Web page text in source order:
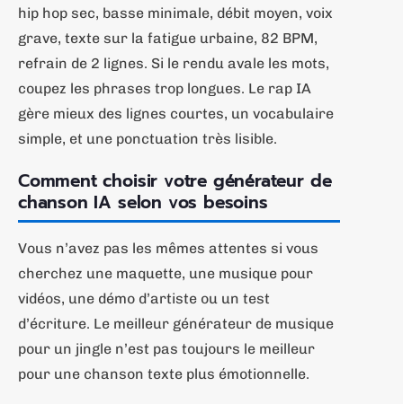
hip hop sec, basse minimale, débit moyen, voix
grave, texte sur la fatigue urbaine, 82 BPM,
refrain de 2 lignes. Si le rendu avale les mots,
coupez les phrases trop longues. Le rap IA
gère mieux des lignes courtes, un vocabulaire
simple, et une ponctuation très lisible.
Comment choisir votre générateur de
chanson IA selon vos besoins
Vous n’avez pas les mêmes attentes si vous
cherchez une maquette, une musique pour
vidéos, une démo d’artiste ou un test
d’écriture. Le meilleur générateur de musique
pour un jingle n’est pas toujours le meilleur
pour une chanson texte plus émotionnelle.